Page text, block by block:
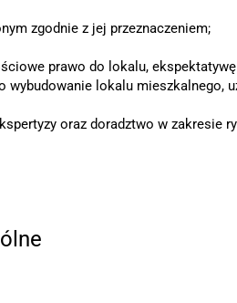
zgodnie z jej przeznaczeniem;
prawo do lokalu,
wybudowanie lokalu mieszkalnego,
oraz doradztwo w zakresie